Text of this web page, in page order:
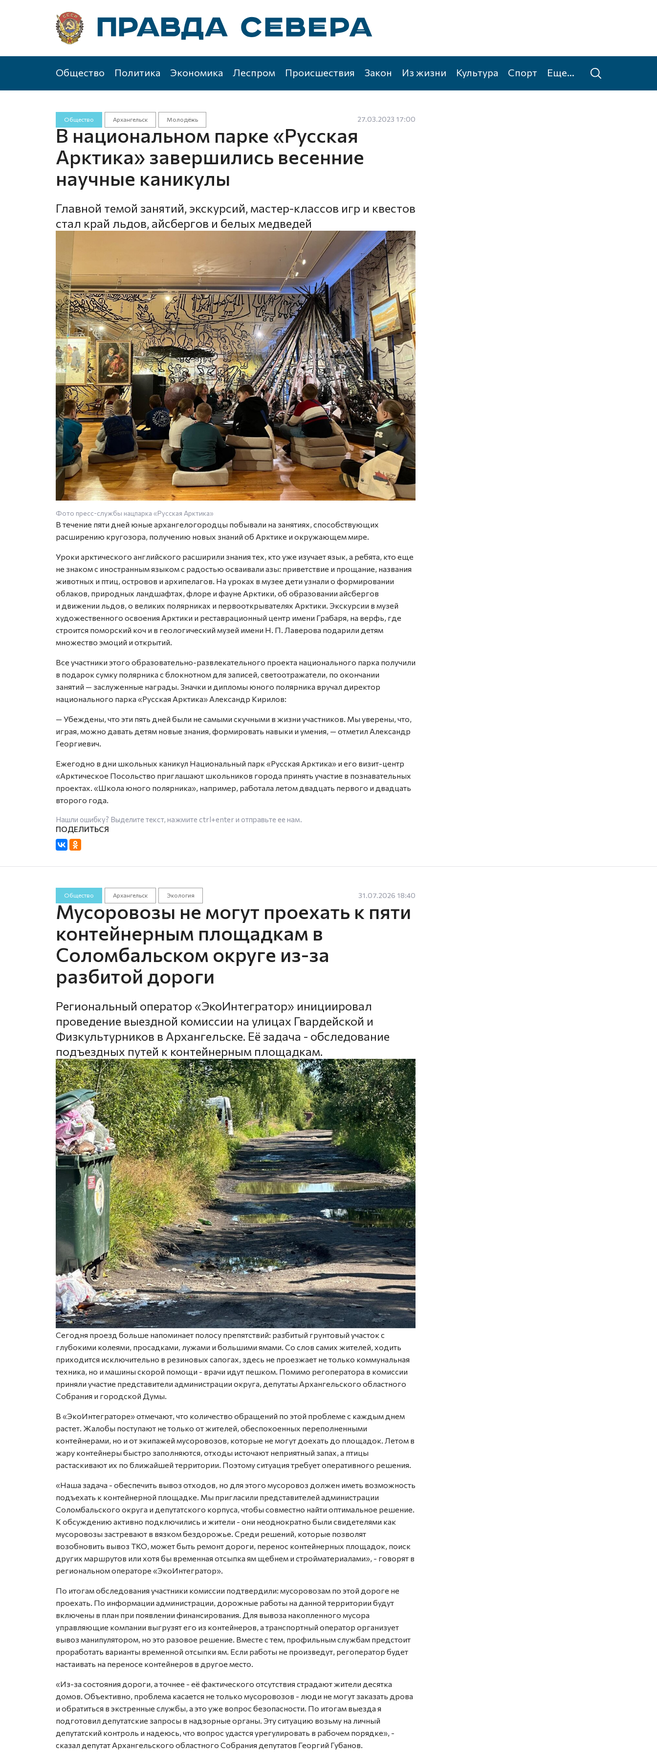
Общество Политика Экономика Леспром Происшествия Закон Из жизни Культура Спорт Еще...
Общество Архангельск Молодёжь 27.03.2023 17:00
В национальном парке «Русская
Арктика» завершились весенние
научные каникулы
Главной темой занятий, экскурсий, мастер-классов игр и квестов
стал край льдов, айсбергов и белых медведей
Фото пресс-службы нацпарка «Русская Арктика»
В течение пяти дней юные архангелогородцы побывали на занятиях, способствующих
расширению кругозора, получению новых знаний об Арктике и окружающем мире.
Уроки арктического английского расширили знания тех, кто уже изучает язык, а ребята, кто еще
не знаком с иностранным языком с радостью осваивали азы: приветствие и прощание, названия
животных и птиц, островов и архипелагов. На уроках в музее дети узнали о формировании
облаков, природных ландшафтах, флоре и фауне Арктики, об образовании айсбергов
и движении льдов, о великих полярниках и первооткрывателях Арктики. Экскурсии в музей
художественного освоения Арктики и реставрационный центр имени Грабаря, на верфь, где
строится поморский коч и в геологический музей имени Н. П. Лаверова подарили детям
множество эмоций и открытий.
Все участники этого образовательно-развлекательного проекта национального парка получили
в подарок сумку полярника с блокнотном для записей, светоотражатели, по окончании
занятий — заслуженные награды. Значки и дипломы юного полярника вручал директор
национального парка «Русская Арктика» Александр Кирилов:
— Убеждены, что эти пять дней были не самыми скучными в жизни участников. Мы уверены, что,
играя, можно давать детям новые знания, формировать навыки и умения, — отметил Александр
Георгиевич.
Ежегодно в дни школьных каникул Национальный парк «Русская Арктика» и его визит-центр
«Арктическое Посольство приглашают школьников города принять участие в познавательных
проектах. «Школа юного полярника», например, работала летом двадцать первого и двадцать
второго года.
Нашли ошибку? Выделите текст, нажмите ctrl+enterи отправьте ее нам.
Общество Архангельск Экология 31.07.2026 18:40
Мусоровозы не могут проехать к пяти
контейнерным площадкам в
Соломбальском округе из-за
разбитой дороги
Региональный оператор «ЭкоИнтегратор» инициировал
проведение выездной комиссии на улицах Гвардейской и
Физкультурников в Архангельске. Её задача - обследование
подъездных путей к контейнерным площадкам.
Сегодня проезд больше напоминает полосу препятствий: разбитый грунтовый участок с
глубокими колеями, просадками, лужами и большими ямами. Со слов самих жителей, ходить
приходится исключительно в резиновых сапогах, здесь не проезжает не только коммунальная
техника, но и машины скорой помощи - врачи идут пешком. Помимо регоператора в комиссии
приняли участие представители администрации округа, депутаты Архангельского областного
Собрания и городской Думы.
В «ЭкоИнтеграторе» отмечают, что количество обращений по этой проблеме с каждым днем
растет. Жалобы поступают не только от жителей, обеспокоенных переполненными
контейнерами, но и от экипажей мусоровозов, которые не могут доехать до площадок. Летом в
жару контейнеры быстро заполняются, отходы источают неприятный запах, а птицы
растаскивают их по ближайшей территории. Поэтому ситуация требует оперативного решения.
«Наша задача - обеспечить вывоз отходов, но для этого мусоровоз должен иметь возможность
подъехать к контейнерной площадке. Мы пригласили представителей администрации
Соломбальского округа и депутатского корпуса, чтобы совместно найти оптимальное решение.
К обсуждению активно подключились и жители - они неоднократно были свидетелями как
мусоровозы застревают в вязком бездорожье. Среди решений, которые позволят
возобновить вывоз ТКО, может быть ремонт дороги, перенос контейнерных площадок, поиск
других маршрутов или хотя бы временная отсыпка ям щебнем и стройматериалами», - говорят в
региональном операторе «ЭкоИнтегратор».
По итогам обследования участники комиссии подтвердили: мусоровозам по этой дороге не
проехать. По информации администрации, дорожные работы на данной территории будут
включены в план при появлении финансирования. Для вывоза накопленного мусора
управляющие компании выгрузят его из контейнеров, а транспортный оператор организует
вывоз манипулятором, но это разовое решение. Вместе с тем, профильным службам предстоит
проработать варианты временной отсыпки ям. Если работы не произведут, регоператор будет
настаивать на переносе контейнеров в другое место.
«Из-за состояния дороги, а точнее - её фактического отсутствия страдают жители десятка
домов. Объективно, проблема касается не только мусоровозов - люди не могут заказать дрова
и обратиться в экстренные службы, а это уже вопрос безопасности. По итогам выезда я
подготовил депутатские запросы в надзорные органы. Эту ситуацию возьму на личный
депутатский контроль и надеюсь, что вопрос удастся урегулировать в рабочем порядке», -
сказал депутат Архангельского областного Собрания депутатов Георгий Губанов.